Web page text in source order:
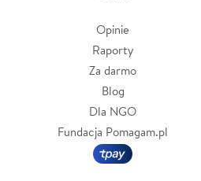
Opinie
Raporty
Za darmo
Blog
Dla NGO
Fundacja Pomagam.pl